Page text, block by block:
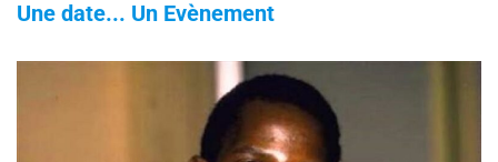
Une date... Un Evènement